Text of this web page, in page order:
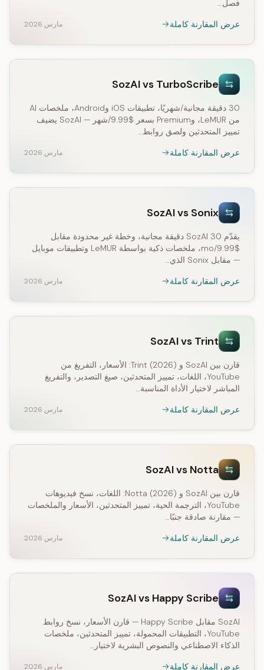
فصل…
عرض المقارنة كاملة
مارس 2026
SozAI vs TurboScribe
30 دقيقة مجانية/شهريًا، تطبيقات iOS وAndroid، ملخصات AI
من LeMUR، وPremium بسعر $9.99/شهر — SozAI يضيف
تمييز المتحدثين ولصق روابط…
عرض المقارنة كاملة
مارس 2026
SozAI vs Sonix
يقدّم SozAI 30 دقيقة مجانية، وخطة غير محدودة مقابل
$9.99/mo، ملخصات ذكية بواسطة LeMUR وتطبيقات موبايل
— مقابل Sonix الذي…
عرض المقارنة كاملة
مارس 2026
SozAI vs Trint
قارن بين SozAI و Trint (2026): الأسعار، التفريغ من
YouTube، اللغات، تمييز المتحدثين، صيغ التصدير، والتفريغ
المباشر لاختيار الأداة المناسبة…
عرض المقارنة كاملة
مارس 2026
SozAI vs Notta
قارن بين SozAI و Notta (2026): اللغات، نسخ فيديوهات
YouTube، الترجمة الحية، تمييز المتحدثين، الأسعار والملخصات
— مقارنة صادقة جنبًا…
عرض المقارنة كاملة
مارس 2026
SozAI vs Happy Scribe
SozAI مقابل Happy Scribe — قارن الأسعار، نسخ روابط
YouTube، التطبيقات المحمولة، تمييز المتحدثين، ملخصات
الذكاء الاصطناعي والنصوص البشرية لاختيار…
عرض المقارنة كاملة
مارس 2026